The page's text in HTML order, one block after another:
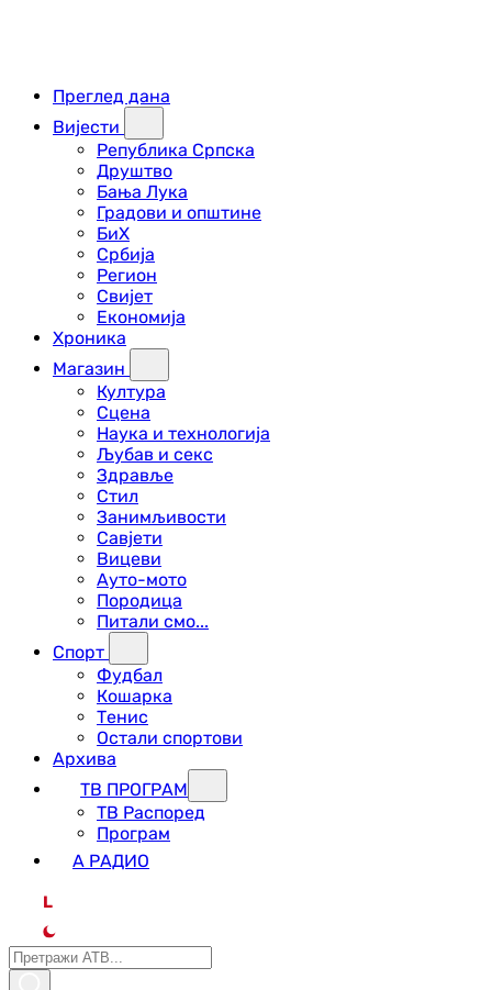
Преглед дана
Вијести
Република Српска
Друштво
Бања Лука
Градови и општине
БиХ
Србија
Регион
Свијет
Економија
Хроника
Магазин
Култура
Сцена
Наука и технологија
Љубав и секс
Здравље
Стил
Занимљивости
Савјети
Вицеви
Ауто-мото
Породица
Питали смо...
Спорт
Фудбал
Кошарка
Тенис
Остали спортови
Архива
ТВ ПРОГРАМ
ТВ Распоред
Програм
А РАДИО
L